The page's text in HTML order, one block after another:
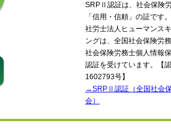
相談・ご依頼の流れ
SRPⅡ認証は、社会保険
「信用・信頼」の証です。
社労士法人ヒューマンス
ングは、全国社会保険労
社会保険労務士個人情報
認証を受けています。【
1602793号】
→SRPⅡ認証（全国社会
会）